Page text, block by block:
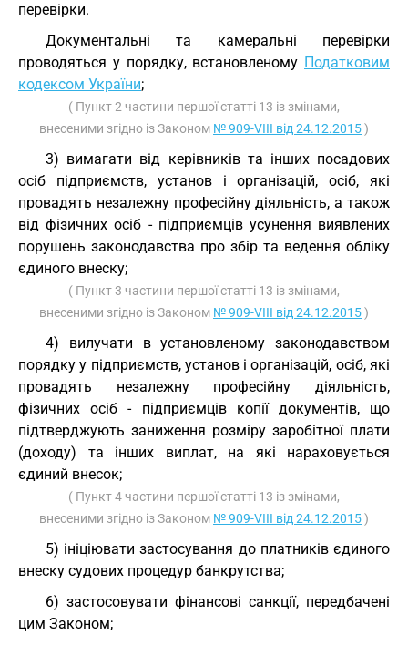
перевірки.
Документальні та камеральні перевірки
проводяться у порядку, встановленому Податковим
кодексом України;
( Пункт 2 частини першої статті 13 із змінами,
внесеними згідно із Законом № 909-VIII від 24.12.2015)
3) вимагати від керівників та інших посадових
осіб підприємств, установ і організацій, осіб, які
провадять незалежну професійну діяльність, а також
від фізичних осіб - підприємців усунення виявлених
порушень законодавства про збір та ведення обліку
єдиного внеску;
( Пункт 3 частини першої статті 13 із змінами,
внесеними згідно із Законом № 909-VIII від 24.12.2015)
4) вилучати в установленому законодавством
порядку у підприємств, установ і організацій, осіб, які
провадять незалежну професійну діяльність,
фізичних осіб - підприємців копії документів, що
підтверджують заниження розміру заробітної плати
(доходу) та інших виплат, на які нараховується
єдиний внесок;
( Пункт 4 частини першої статті 13 із змінами,
внесеними згідно із Законом № 909-VIII від 24.12.2015)
5) ініціювати застосування до платників єдиного
внеску судових процедур банкрутства;
6) застосовувати фінансові санкції, передбачені
цим Законом;